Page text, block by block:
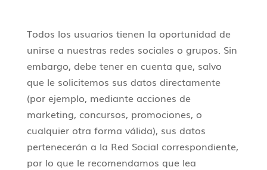
Todos los usuarios tienen la oportunidad de
unirse a nuestras redes sociales o grupos. Sin
embargo, debe tener en cuenta que, salvo
que le solicitemos sus datos directamente
(por ejemplo, mediante acciones de
marketing, concursos, promociones, o
cualquier otra forma válida), sus datos
pertenecerán a la Red Social correspondiente,
por lo que le recomendamos que lea